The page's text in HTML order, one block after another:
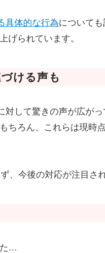
具体的な行為について
げられています。
ける声も
して驚きの声が広が
ちろん、これらは現時
、今後の対応が注目され
た…